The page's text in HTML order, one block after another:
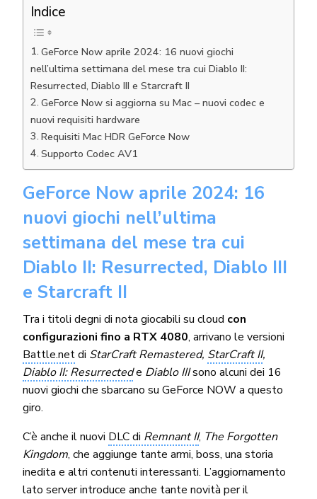
Indice
GeForce Now aprile 2024: 16 nuovi giochi
nell’ultima settimana del mese tra cui Diablo II:
Resurrected, Diablo III e Starcraft II
GeForce Now si aggiorna su Mac – nuovi codec e
nuovi requisiti hardware
Requisiti Mac HDR GeForce Now
Supporto Codec AV1
GeForce Now aprile 2024: 16
nuovi giochi nell’ultima
settimana del mese tra cui
Diablo II: Resurrected, Diablo III
e Starcraft II
Tra i titoli degni di nota giocabili su cloud con
configurazioni fino a RTX 4080, arrivano le versioni
Battle.netdi StarCraft Remastered, StarCraft II,
Diablo II: Resurrectede Diablo IIIsono alcuni dei 16
nuovi giochi che sbarcano su GeForce NOW a questo
giro.
C’è anche il nuovi DLC di Remnant II, The Forgotten
Kingdom, che aggiunge tante armi, boss, una storia
inedita e altri contenuti interessanti. L’aggiornamento
lato server introduce anche tante novità per il